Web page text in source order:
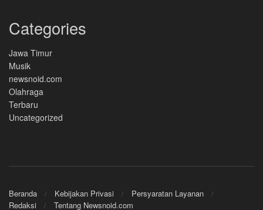
Categories
Jawa Timur
Musik
newsnoid.com
Olahraga
Terbaru
Uncategorized
Beranda Kebijakan Privasi
Persyaratan Layanan
Redaksi
Tentang Newsnoid.com